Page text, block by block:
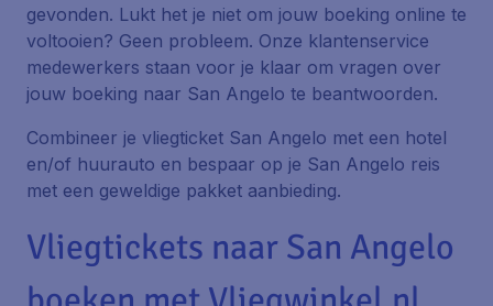
gevonden. Lukt het je niet om jouw boeking online te
voltooien? Geen probleem. Onze klantenservice
medewerkers staan voor je klaar om vragen over
jouw boeking naar San Angelo te beantwoorden.
Combineer je vliegticket San Angelo met een hotel
en/of huurauto en bespaar op je San Angelo reis
met een geweldige pakket aanbieding.
Vliegtickets naar San Angelo